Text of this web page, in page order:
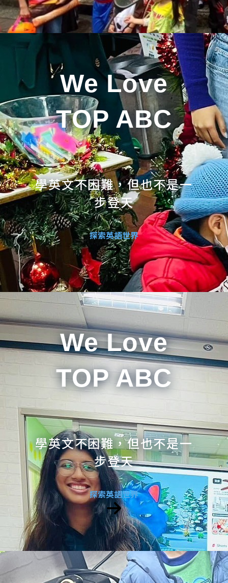
We Love
TOP ABC
學英文不困難，但也不是一
步登天
探索英語世界
We Love
TOP ABC
學英文不困難，但也不是一
步登天
探索英語世界